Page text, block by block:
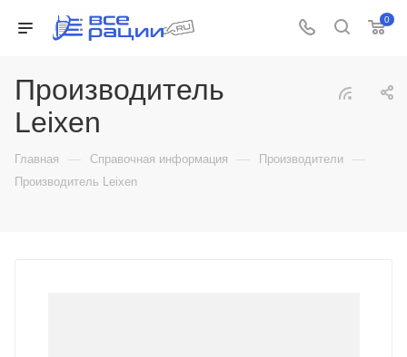
0
Производитель
Leixen
Главная — Справочная информация — Производители —
Производитель Leixen